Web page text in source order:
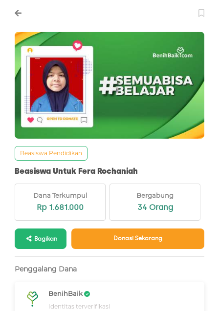
Beasiswa Pendidikan
Beasiswa Untuk Fera Rochaniah
Dana Terkumpul
Rp 1.681.000
Bergabung
34 Orang
Bagikan Donasi Sekarang
Penggalang Dana
BenihBaik
Identitas terverifikasi